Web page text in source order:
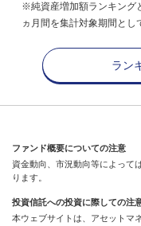
※純資産増加額ランキング
ヵ月間を集計対象期間とし
ラン
ファンド概要についての注意
資金動向、市況動向等によって
ります。
投資信託への投資に際しての注
本ウェブサイトは、アセットマ